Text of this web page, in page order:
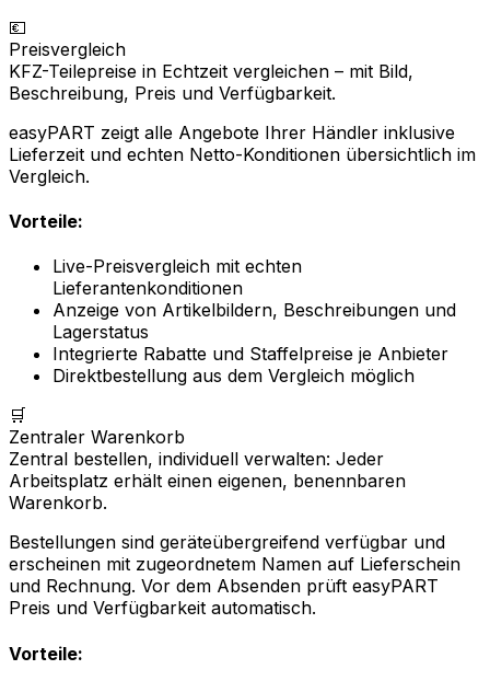
💶
Preisvergleich
KFZ-Teilepreise in Echtzeit vergleichen – mit Bild,
Beschreibung, Preis und Verfügbarkeit.
easyPART zeigt alle Angebote Ihrer Händler inklusive
Lieferzeit und echten Netto-Konditionen übersichtlich im
Vergleich.
Vorteile:
Live-Preisvergleich mit echten
Lieferantenkonditionen
Anzeige von Artikelbildern, Beschreibungen und
Lagerstatus
Integrierte Rabatte und Staffelpreise je Anbieter
Direktbestellung aus dem Vergleich möglich
🛒
Zentraler Warenkorb
Zentral bestellen, individuell verwalten: Jeder
Arbeitsplatz erhält einen eigenen, benennbaren
Warenkorb.
Bestellungen sind geräteübergreifend verfügbar und
erscheinen mit zugeordnetem Namen auf Lieferschein
und Rechnung. Vor dem Absenden prüft easyPART
Preis und Verfügbarkeit automatisch.
Vorteile: